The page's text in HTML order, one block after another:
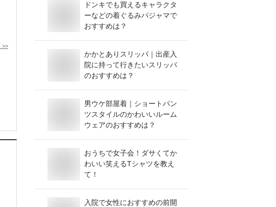
>>
ドンキでも買えるキャラクタ
ーなどの着ぐるみパジャマで
おすすめは？
かかとありスリッパ｜出産入
院に持って行きたいスリッパ
のおすすめは？
男ウケ部屋着｜ショートパン
ツスタイルのかわいいルーム
ウェアのおすすめは？
おうちで女子会！ダサくてか
わいい笑えるTシャツを教え
て！
入院で女性におすすめの前開